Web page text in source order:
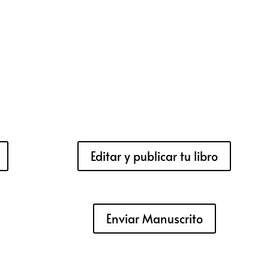
Editar y publicar tu libro
Enviar Manuscrito